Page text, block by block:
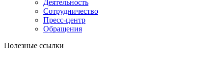
Деятельность
Сотрудничество
Пресс-центр
Обращения
Полезные ссылки